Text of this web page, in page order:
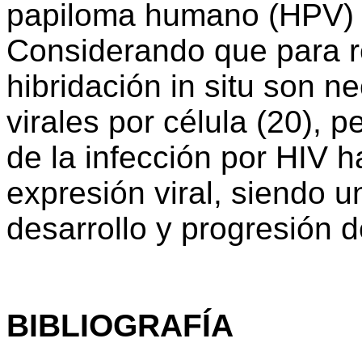
papiloma humano
Considerando que para
hibridación in situ son
virales por célula (20),
de la infección por HIV
expresión viral, siendo
desarrollo y progresión
BIBLIOGRAFÍA